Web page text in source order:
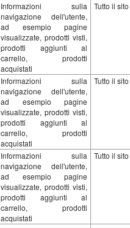
Informazioni sulla
navigazione dell'utente,
ad esempio pagine
visualizzate, prodotti visti,
prodotti aggiunti al
carrello, prodotti
acquistati
Tutto il sito
Informazioni sulla
navigazione dell'utente,
ad esempio pagine
visualizzate, prodotti visti,
prodotti aggiunti al
carrello, prodotti
acquistati
Tutto il sito
Informazioni sulla
navigazione dell'utente,
ad esempio pagine
visualizzate, prodotti visti,
prodotti aggiunti al
carrello, prodotti
acquistati
Tutto il sito